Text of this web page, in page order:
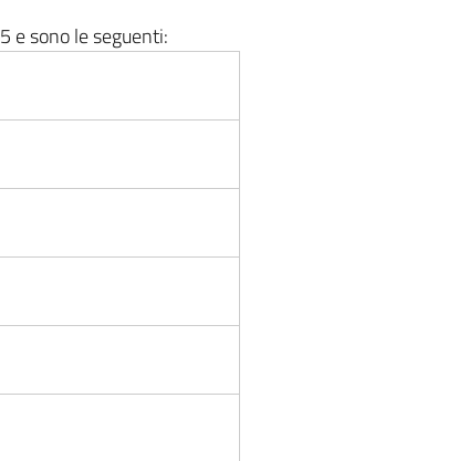
e sono le seguenti: